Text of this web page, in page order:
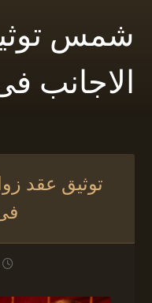
شمس
الاجانب
توثيق عقد